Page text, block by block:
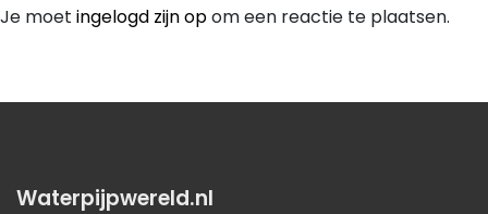
Je moet ingelogd zijn opom een reactie te plaatsen.
Waterpijpwereld.nl